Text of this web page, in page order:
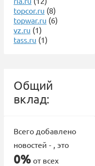
topcor.ru (8)
topwar.ru (6)
vz.ru (1)
tass.ru (1)
Общий
вклад:
Всего добавлено
новостей - , это
0% от всех